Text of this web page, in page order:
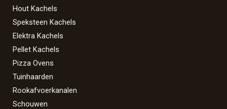
Hout Kachels
Speksteen Kachels
Elektra Kachels
Pellet Kachels
Pizza Ovens
Tuinhaarden
Rookafvoerkanalen
Schouwen